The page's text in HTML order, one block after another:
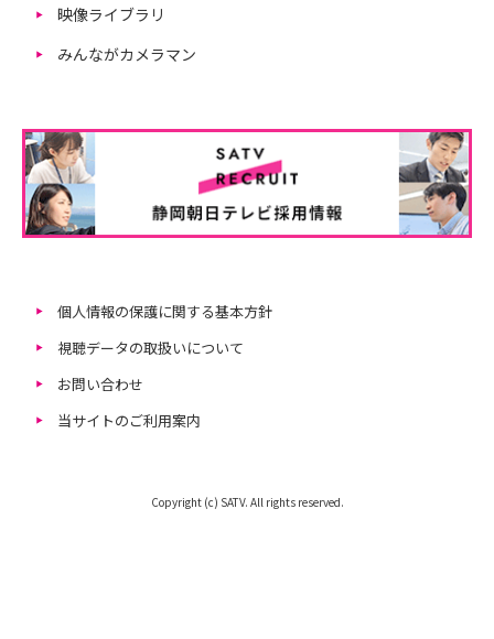
映像ライブラリ
みんながカメラマン
個人情報の保護に関する基本方針
視聴データの取扱いについて
お問い合わせ
当サイトのご利用案内
Copyright (c) SATV. All rights reserved.